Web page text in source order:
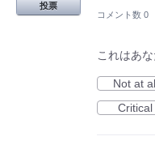
投票
コメント数 0
これはあ
Not at
Critical